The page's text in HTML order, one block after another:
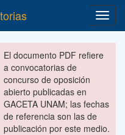
El documento PDF refiere
a convocatorias de
concurso de oposición
abierto publicadas en
GACETA UNAM; las fechas
de referencia son las de
publicación por este medio.